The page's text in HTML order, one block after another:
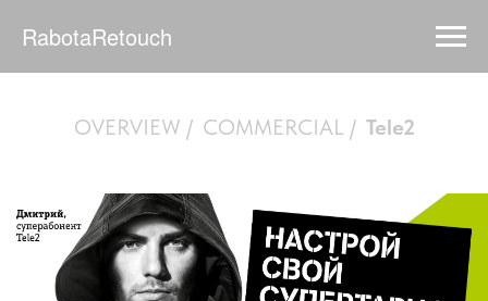
RabotaRetouch
OVERVIEW / COMMERCIAL / Tele2